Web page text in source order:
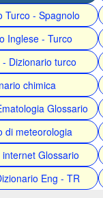
Turco - Spagnolo
Inglese - Turco
Dizionario turco
chimica
Glossario
di meteorologia
Glossario
Eng - TR